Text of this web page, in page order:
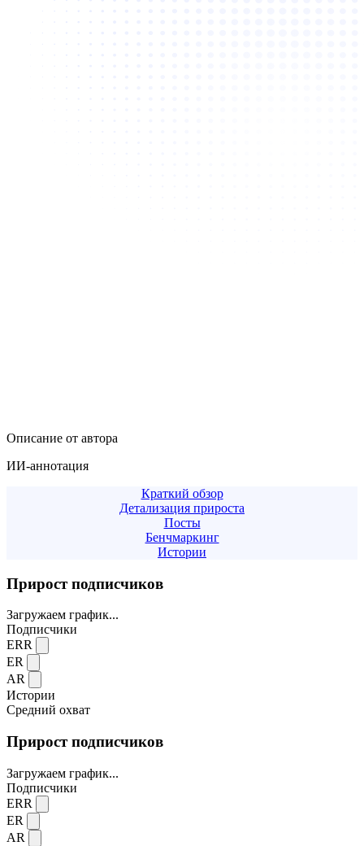
Описание от автора
ИИ-аннотация
Краткий обзор
Детализация прироста
Посты
Бенчмаркинг
Истории
Прирост подписчиков
Загружаем график...
Подписчики
ERR
ER
AR
Истории
Средний охват
Прирост подписчиков
Загружаем график...
Подписчики
ERR
ER
AR